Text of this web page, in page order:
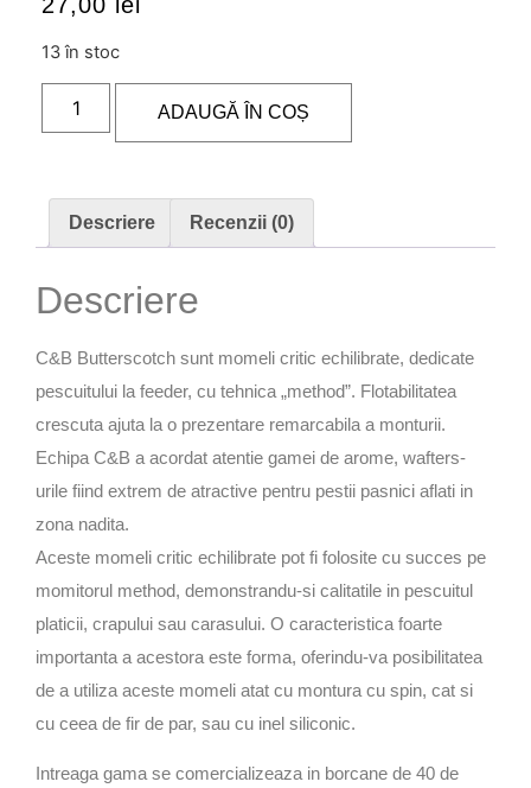
13 în stoc
ADAUGĂ ÎN COȘ
Descriere Recenzii (0)
Descriere
C&B Butterscotch sunt momeli critic echilibrate, dedicate
pescuitului la feeder, cu tehnica „method”. Flotabilitatea
crescuta ajuta la o prezentare remarcabila a monturii.
Echipa C&B a acordat atentie gamei de arome, wafters-
urile fiind extrem de atractive pentru pestii pasnici aflati in
zona nadita.
Aceste momeli critic echilibrate pot fi folosite cu succes pe
momitorul method, demonstrandu-si calitatile in pescuitul
platicii, crapului sau carasului. O caracteristica foarte
importanta a acestora este forma, oferindu-va posibilitatea
de a utiliza aceste momeli atat cu montura cu spin, cat si
cu ceea de fir de par, sau cu inel siliconic.
Intreaga gama se comercializeaza in borcane de 40 de